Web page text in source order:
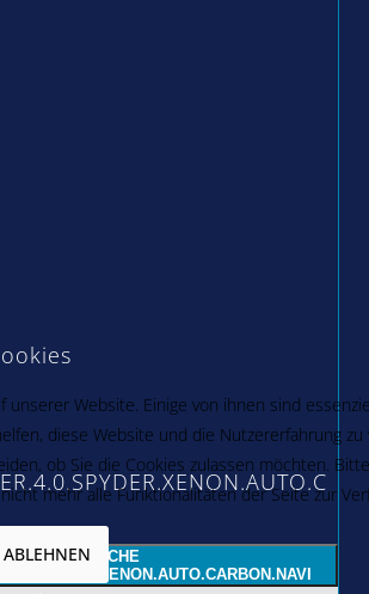
PORSCHE
unserer Website. Einige von ihnen sind
diese Website und die Nutzererfahrung zu
ob Sie die Cookies zulassen möchten.
mehr alle Funktionalitäten der Seite zur
ABLEHNEN